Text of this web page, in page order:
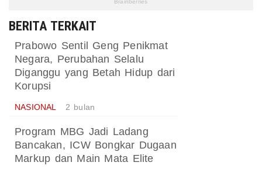
BERITA TERKAIT
Prabowo Sentil Geng Penikmat
Negara, Perubahan Selalu
Diganggu yang Betah Hidup dari
Korupsi
NASIONAL 2 bulan
Program MBG Jadi Ladang
Bancakan, ICW Bongkar Dugaan
Markup dan Main Mata Elite